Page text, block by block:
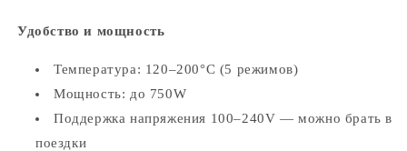
Удобство и мощность
Температура: 120–200°C (5 режимов)
Мощность: до 750W
Поддержка напряжения 100–240V — можно брать в
поездки